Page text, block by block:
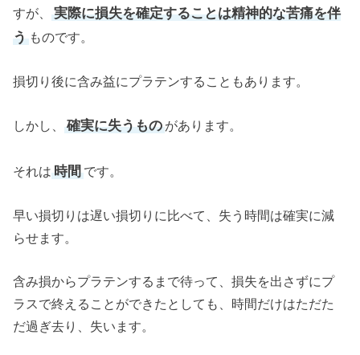
すが、実際に損失を確定することは精神的な苦痛を伴
う ものです。
損切り後に含み益にプラテンすることもあります。
しかし、確実に失うものがあります。
それは時間です。
早い損切りは遅い損切りに比べて、失う時間は確実に減
らせます。
含み損からプラテンするまで待って、損失を出さずにプ
ラスで終えることができたとしても、時間だけはただた
だ過ぎ去り、失います。